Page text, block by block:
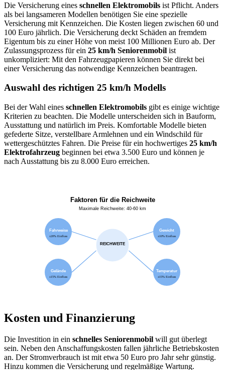
Die Versicherung eines schnellen Elektromobils ist Pflicht. Anders
als bei langsameren Modellen benötigen Sie eine spezielle
Versicherung mit Kennzeichen. Die Kosten liegen zwischen 60 und
100 Euro jährlich. Die Versicherung deckt Schäden an fremdem
Eigentum bis zu einer Höhe von meist 100 Millionen Euro ab. Der
Zulassungsprozess für ein 25 km/h Seniorenmobil ist
unkompliziert: Mit den Fahrzeugpapieren können Sie direkt bei
einer Versicherung das notwendige Kennzeichen beantragen.
Auswahl des richtigen 25 km/h Modells
Bei der Wahl eines schnellen Elektromobils gibt es einige wichtige
Kriterien zu beachten. Die Modelle unterscheiden sich in Bauform,
Ausstattung und natürlich im Preis. Komfortable Modelle bieten
gefederte Sitze, verstellbare Armlehnen und ein Windschild für
wettergeschütztes Fahren. Die Preise für ein hochwertiges 25 km/h
Elektrofahrzeug beginnen bei etwa 3.500 Euro und können je
nach Ausstattung bis zu 8.000 Euro erreichen.
Faktoren für die Reichweite
Maximale Reichweite: 40-60 km
REICHWEITE
Fahrweise
Gelände
Gewicht
Temperatur
±20% Einfluss
±15% Einfluss
±10% Einfluss
±15% Einfluss
Kosten und Finanzierung
Die Investition in ein schnelles Seniorenmobil will gut überlegt
sein. Neben den Anschaffungskosten fallen jährliche Betriebskosten
an. Der Stromverbrauch ist mit etwa 50 Euro pro Jahr sehr günstig.
Hinzu kommen die Versicherung und regelmäßige Wartung.